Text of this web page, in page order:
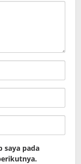
saya pada